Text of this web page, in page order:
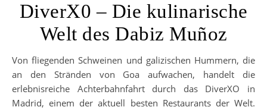
DiverX0 – Die kulinarische
Welt des Dabiz Muñoz
Von fliegenden Schweinen und galizischen Hummern, die
an den Stränden von Goa aufwachen, handelt die
erlebnisreiche Achterbahnfahrt durch das DiverXO in
Madrid, einem der aktuell besten Restaurants der Welt.